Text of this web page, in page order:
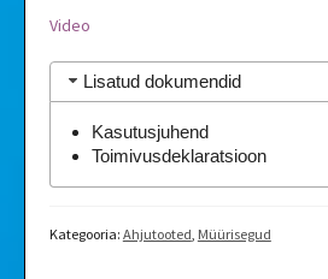
Video
Lisatud dokumendid
Kasutusjuhend
Toimivusdeklaratsioon
Kategooria: Ahjutooted Müürisegud